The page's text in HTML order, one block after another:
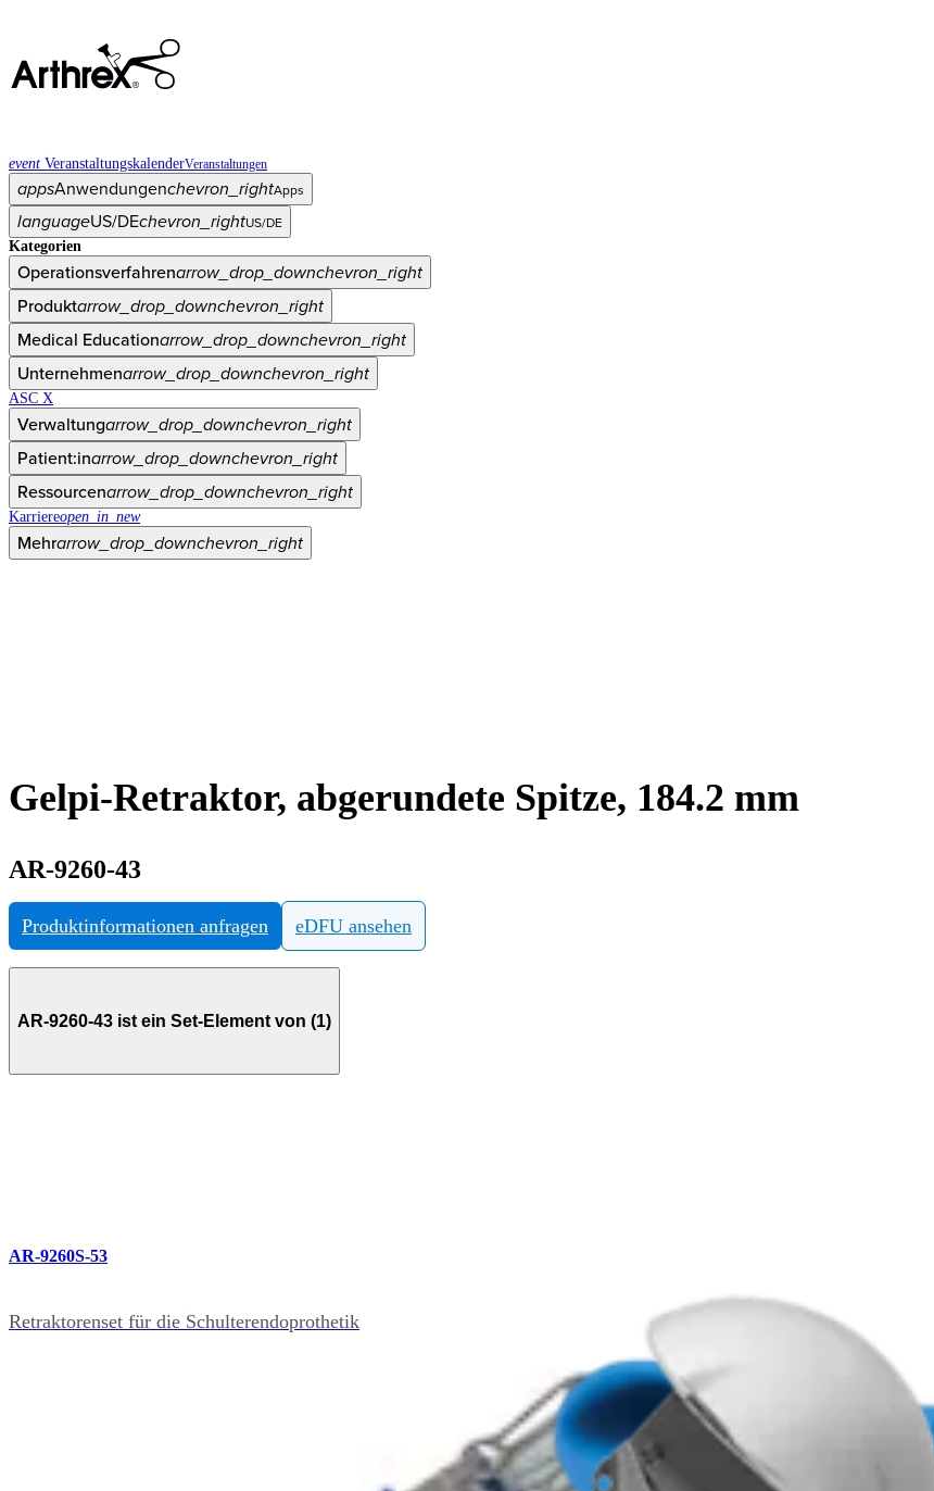
event VeranstaltungskalenderVeranstaltungen
appsAnwendungenchevron_rightApps
languageUS/DEchevron_rightUS/DE
Kategorien
Operationsverfahrenarrow_drop_downchevron_right
Produktarrow_drop_downchevron_right
Medical Educationarrow_drop_downchevron_right
Unternehmenarrow_drop_downchevron_right
ASC X
Verwaltungarrow_drop_downchevron_right
Patient:inarrow_drop_downchevron_right
Ressourcenarrow_drop_downchevron_right
Karriereopen_in_new
Mehrarrow_drop_downchevron_right
Gelpi-Retraktor, abgerundete Spitze, 184.2 mm
AR-9260-43
Produktinformationen anfragen eDFU ansehen
AR-9260-43 ist ein Set-Element von (1)
AR-9260S-53
Retraktorenset für die Schulterendoprothetik